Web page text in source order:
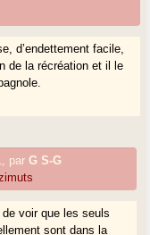
d’endettement facile,
de la récréation et il le
parG S-G
voir que les seuls
sont dans la